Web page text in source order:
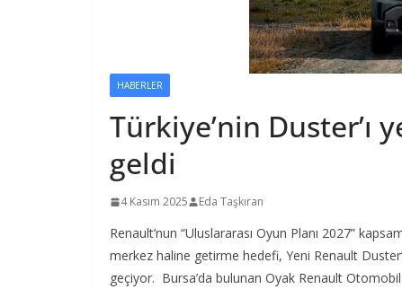
HABERLER
Türkiye’nin
geldi
4 Kasım 2025 Eda Taşkıran
Renault’nun “Uluslararası Oyun Planı 2027”
merkez haline getirme hedefi, Yeni Renault
geçiyor. Bursa’da bulunan Oyak Renault